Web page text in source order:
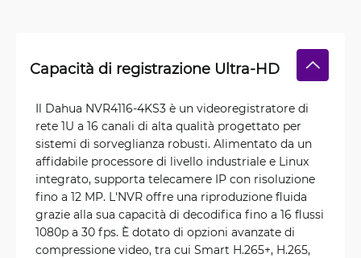
Capacità di registrazione Ultra-HD
Il Dahua NVR4116-4KS3 è un videoregistratore di
rete 1U a 16 canali di alta qualità progettato per
sistemi di sorveglianza robusti. Alimentato da un
affidabile processore di livello industriale e Linux
integrato, supporta telecamere IP con risoluzione
fino a 12 MP. L'NVR offre una riproduzione fluida
grazie alla sua capacità di decodifica fino a 16 flussi
1080p a 30 fps. È dotato di opzioni avanzate di
compressione video, tra cui Smart H.265+, H.265,